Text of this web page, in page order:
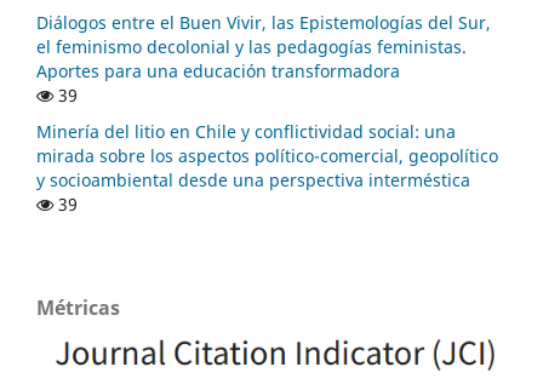
Diálogos entre el Buen Vivir, las Epistemologías del Sur,
el feminismo decolonial y las pedagogías feministas.
Aportes para una educación transformadora
39
Minería del litio en Chile y conflictividad social: una
mirada sobre los aspectos político-comercial, geopolítico
y socioambiental desde una perspectiva interméstica
39
Métricas